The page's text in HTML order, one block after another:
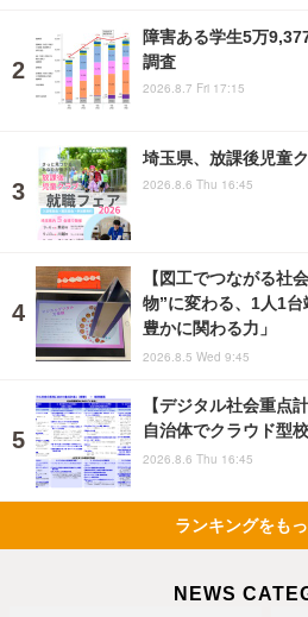
障害ある学生5万
調査
2026.8.7 Fri 17:15
埼玉県、放課後児童
2026.8.6 Thu 16:45
【図工でつながる社
物”に変わる、1人1
豊かに関わる力」
2026.8.5 Wed 9:45
【デジタル社会重点
自治体でクラウド型
2026.8.6 Thu 16:45
ランキングをも
NEWS